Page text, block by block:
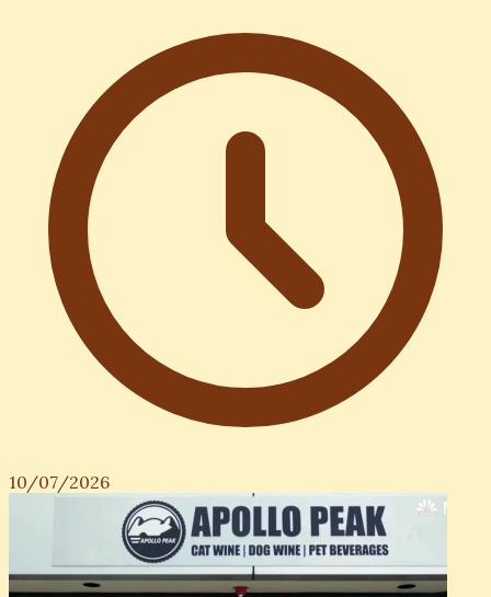
10/07/2026